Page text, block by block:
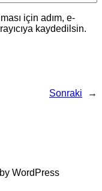
için adım, e-
kaydedilsin.
Sonraki →
WordPress